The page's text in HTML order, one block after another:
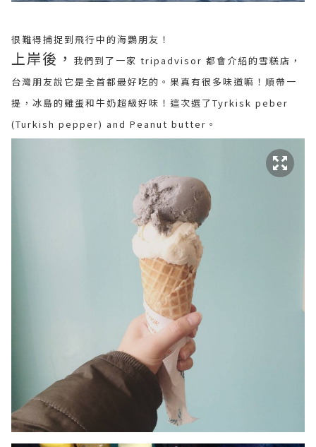
很難得捕捉到飛行中的海鸚朋友！
上岸後， 我們到了一家 tripadvisor 都會介紹的雪糕店，
台灣朋友說它是全首都最好吃的。果真有很多味道嘛！順帶一
提，冰島的雞蛋和牛奶超級好味！這次選了Tyrkisk peber
(Turkish pepper) and Peanut butter。